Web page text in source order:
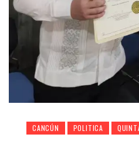
CANCÚN POLITICA